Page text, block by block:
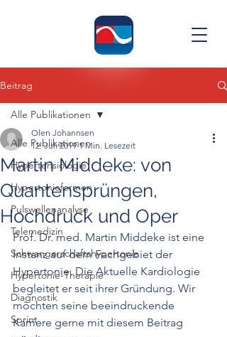
Beitrag
Alle Publikationen
Hypertensiologie
Hypertonieformen
Pulswellenanalyse
Telemedizin
Schwangerschaftshypertonie
Hypertonie-Therapie
Diagnostik
Sprint
Alle Publikationen
Martin Middeke: von
Quantensprüngen,
Hochdruck und Oper
Olen Johannsen
12. Juli 2019 1 Min. Lesezeit
Prof. Dr. med. Martin Middeke ist eine
Instanz auf dem Fachgebiet der
Hypertonie. Die Aktuelle Kardiologie
begleitet er seit ihrer Gründung. Wir
möchten seine beeindruckende
Karriere gerne mit diesem Beitrag